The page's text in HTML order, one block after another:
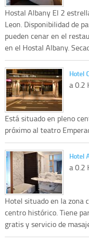
Hostal Albany El 2
Leon. Disponibilidad de
pueden cenar en el
en el Hostal Albany.
Hotel
a 0.2
Está situado en pleno
próximo al teatro
Hotel
a 0.2
Hotel situado en la zona
centro histórico. Tiene
gratis y servicio de